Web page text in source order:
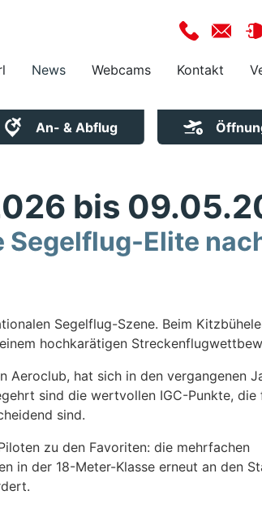
News Webcams Kontakt
An- & Abflug
bis
Elite
Segelflug-Szene. Beim
hochkarätigen
Aeroclub, hat sich in den vergangenen
sind die wertvollen IGC-Punkte, die
sind.
zu den Favoriten: die mehrfachen
in der 18-Meter-Klasse erneut an den